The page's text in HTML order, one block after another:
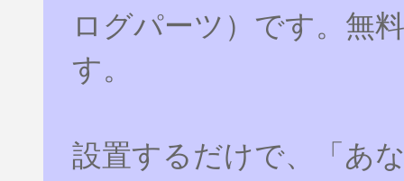
ログパーツ）です。無
す。
設置するだけで、「あ